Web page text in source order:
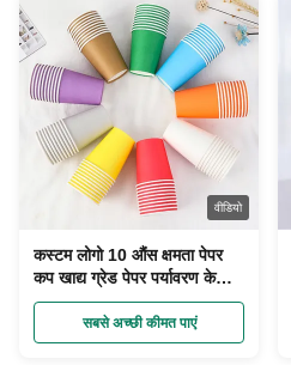
वीडियो
कस्टम लोगो 10 औंस क्षमता पेपर
कप खाद्य ग्रेड पेपर पर्यावरण के
अनुकूल
सबसे अच्छी कीमत पाएं